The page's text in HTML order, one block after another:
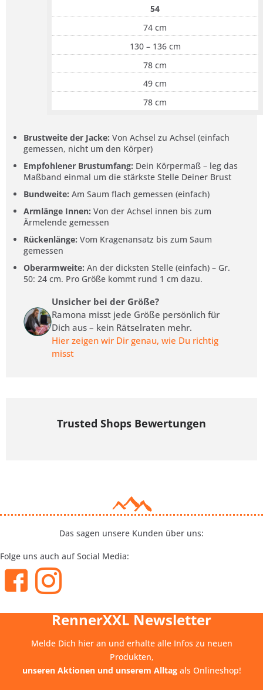
54
74 cm
130 – 136 cm
78 cm
49 cm
78 cm
Brustweite der Jacke: Von Achsel zu Achsel (einfach
gemessen, nicht um den Körper)
Empfohlener Brustumfang: Dein Körpermaß – leg das
Maßband einmal um die stärkste Stelle Deiner Brust
Bundweite: Am Saum flach gemessen (einfach)
Armlänge Innen: Von der Achsel innen bis zum
Ärmelende gemessen
Rückenlänge: Vom Kragenansatz bis zum Saum
gemessen
Oberarmweite: An der dicksten Stelle (einfach) – Gr.
50: 24 cm. Pro Größe kommt rund 1 cm dazu.
Unsicher bei der Größe?
Ramona misst jede Größe persönlich für
Dich aus – kein Rätselraten mehr.
Hier zeigen wir Dir genau, wie Du richtig
misst
Trusted Shops Bewertungen
Das sagen unsere Kunden über uns:
Folge uns auch auf Social Media:
RennerXXL Newsletter
Melde Dich hier an und erhalte alle Infos zu neuen
Produkten,
unseren Aktionen und unserem Alltagals Onlineshop!